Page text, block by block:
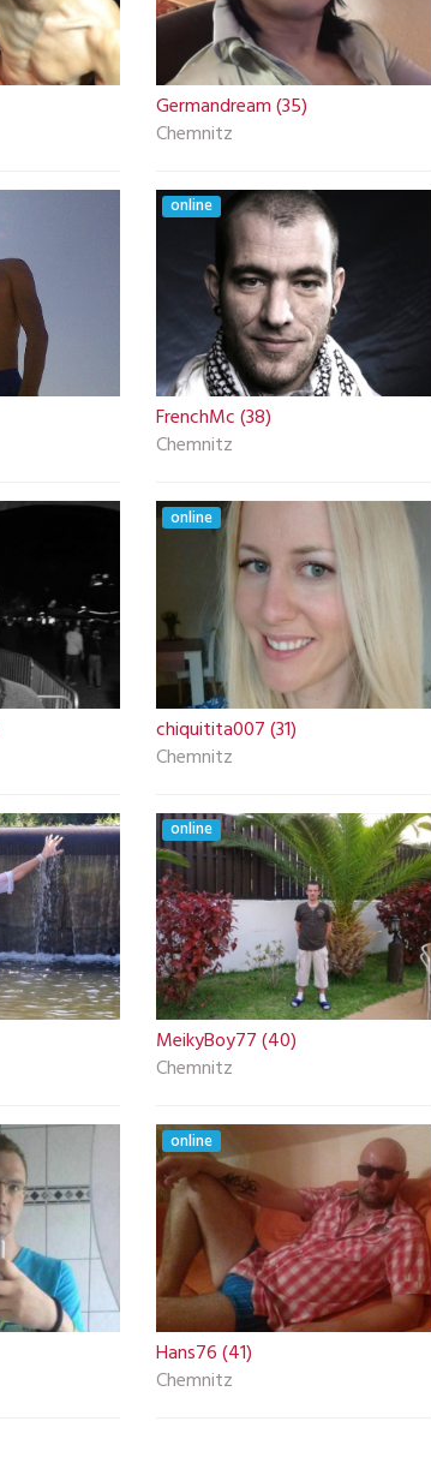
Germandream (35)
Chemnitz
online
FrenchMc (38)
Chemnitz
online
chiquitita007 (31)
Chemnitz
online
MeikyBoy77 (40)
Chemnitz
online
Hans76 (41)
Chemnitz